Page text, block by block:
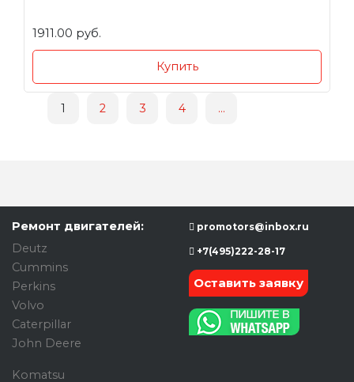
1911.00 руб.
Купить
1 2 3 4 ...
Ремонт двигателей:
Deutz
Cummins
Perkins
Volvo
Caterpillar
John Deere
Komatsu
promotors@inbox.ru
+7(495)222-28-17
Оставить заявку